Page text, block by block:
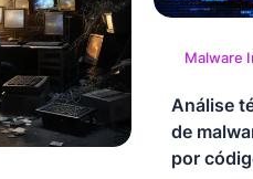
Malware
Análise
de
por